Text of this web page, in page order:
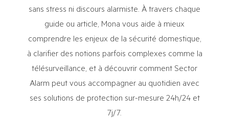
sans stress ni discours alarmiste. À travers chaque
guide ou article, Mona vous aide à mieux
comprendre les enjeux de la sécurité domestique,
à clarifier des notions parfois complexes comme la
télésurveillance, et à découvrir comment Sector
Alarm peut vous accompagner au quotidien avec
ses solutions de protection sur-mesure 24h/24 et
7j/7.